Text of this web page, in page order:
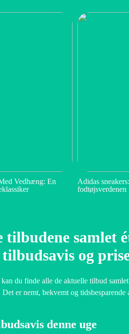
Vedhæng: En
Adidas
fodtøjsverdenen
tilbudene samlet
tilbudsavis og
du finde alle de aktuelle tilbud
er nemt, bekvemt og
denne uge